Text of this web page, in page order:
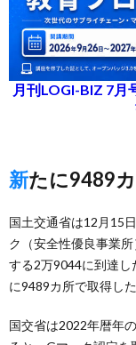
月刊LOGI-BIZ 7月
新たに9489
国土交通省は12月15
ク（安全性優良事業
する2万9044に到達
に9489カ所で取得した
国交省は2022年暦年